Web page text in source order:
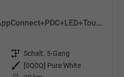
1.0 MPI Sitzheizung+AppConnect+PDC+LED+Touch+Lichtsensor+MultiLenkrad
Getriebe Schalt. 5-Gang
Außenfarbe
[0Q0Q] Pure White